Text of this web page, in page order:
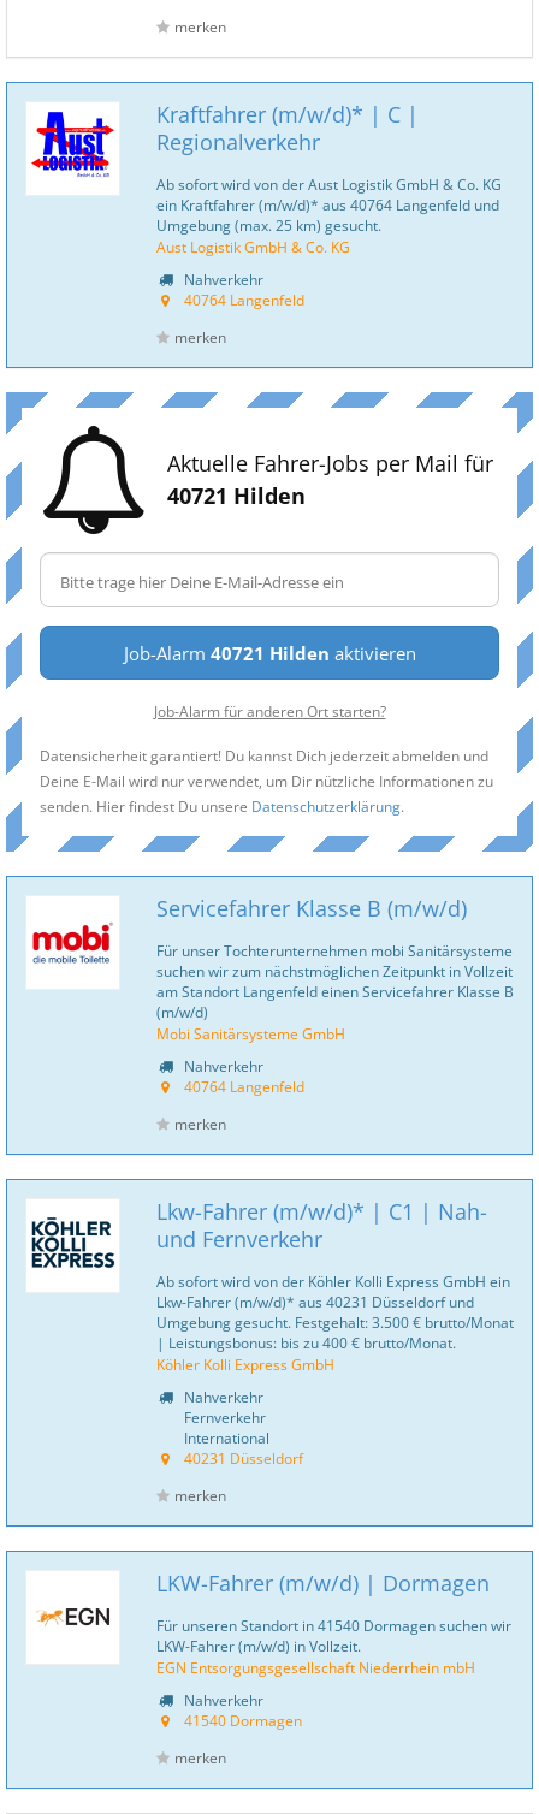
merken
Kraftfahrer (m/w/d)* | C |
Regionalverkehr
Ab sofort wird von der Aust Logistik GmbH & Co. KG
ein Kraftfahrer (m/w/d)* aus 40764 Langenfeld und
Umgebung (max. 25 km) gesucht.
Aust Logistik GmbH & Co. KG
Nahverkehr
40764 Langenfeld
merken
Aktuelle Fahrer-Jobs per Mail für
40721 Hilden
Job-Alarm 40721 Hilden aktivieren
Job-Alarm für anderen Ort starten?
Datensicherheit garantiert! Du kannst Dich jederzeit abmelden und
Deine E-Mail wird nur verwendet, um Dir nützliche Informationen zu
senden. Hier findest Du unsere Datenschutzerklärung.
Servicefahrer Klasse B (m/w/d)
Für unser Tochterunternehmen mobi Sanitär­systeme
suchen wir zum nächstmöglichen Zeitpunkt in Vollzeit
am Standort Langenfeld einen Servicefahrer Klasse B
(m/w/d)
Mobi Sanitärsysteme GmbH
Nahverkehr
40764 Langenfeld
merken
Lkw-Fahrer (m/w/d)* | C1 | Nah-
und Fernverkehr
Ab sofort wird von der Köhler Kolli Express GmbH ein
Lkw-Fahrer (m/w/d)* aus 40231 Düsseldorf und
Umgebung gesucht. Festgehalt: 3.500 € brutto/Monat
| Leistungsbonus: bis zu 400 € brutto/Monat.
Köhler Kolli Express GmbH
Nahverkehr
Fernverkehr
International
40231 Düsseldorf
merken
LKW-Fahrer (m/w/d) | Dormagen
Für unseren Standort in 41540 Dormagen suchen wir
LKW-Fahrer (m/w/d) in Vollzeit.
EGN Entsorgungsgesellschaft Niederrhein mbH
Nahverkehr
41540 Dormagen
merken